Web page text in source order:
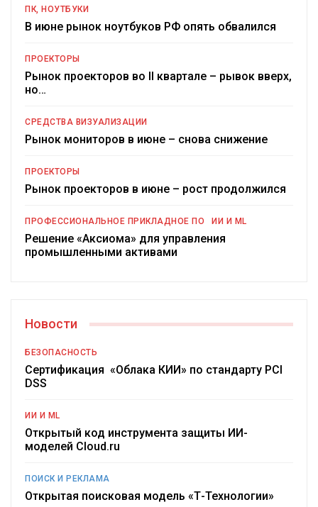
ПК, НОУТБУКИ
В июне рынок ноутбуков РФ опять обвалился
ПРОЕКТОРЫ
Рынок проекторов во II квартале – рывок вверх,
но…
СРЕДСТВА ВИЗУАЛИЗАЦИИ
Рынок мониторов в июне – снова снижение
ПРОЕКТОРЫ
Рынок проекторов в июне – рост продолжился
ПРОФЕССИОНАЛЬНОЕ ПРИКЛАДНОЕ ПО ИИ И ML
Решение «Аксиома» для управления
промышленными активами
Новости
БЕЗОПАСНОСТЬ
Сертификация «Облака КИИ» по стандарту PCI
DSS
ИИ И ML
Открытый код инструмента защиты ИИ-
моделей Cloud.ru
ПОИСК И РЕКЛАМА
Открытая поисковая модель «Т-Технологии»